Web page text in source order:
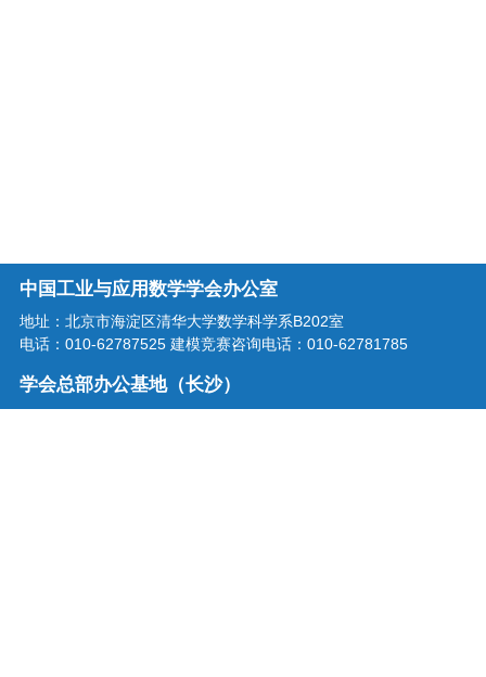
中国工业与应用数学学会办公室
地址：北京市海淀区清华大学数学科学系B202室
电话：010-62787525 建模竞赛咨询电话：010-62781785
学会总部办公基地（长沙）